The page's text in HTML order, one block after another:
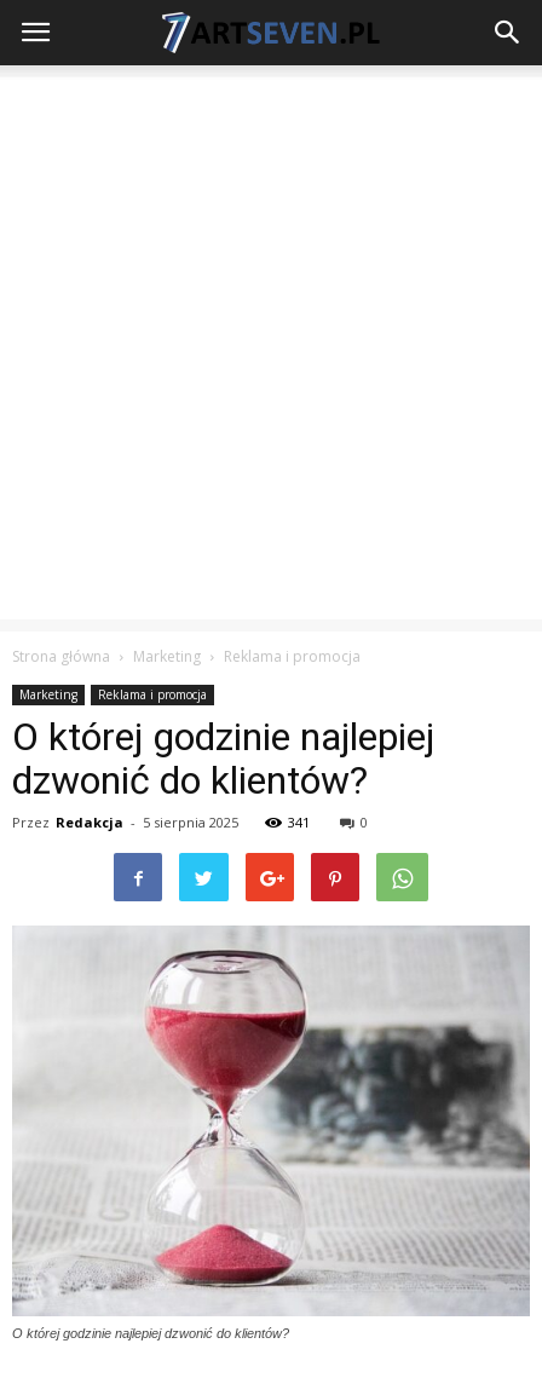
Strona główna Marketing Reklama i promocja
Marketing Reklama i promocja
O której godzinie najlepiej
dzwonić do klientów?
Przez Redakcja - 5 sierpnia 2025 341 0
O której godzinie najlepiej dzwonić do klientów?